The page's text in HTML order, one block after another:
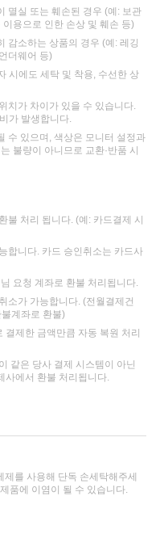
멸실 또는 훼손된 경우 (예: 보관
용으로 인한 손상 및 훼손 등)
감소하는 상품의 경우 (예: 레깅
더웨어 등)
시에도 세탁 및 착용, 수선한 상
치가 차이가 있을 수 있습니다.
가 발생합니다.
수 있으며, 색상은 모니터 설정과
불량이 아니므로 교환·반품 시
불 처리 됩니다. (예: 카드결제 시
합니다. 카드 승인취소는 카드사
요청 계좌로 환불 처리됩니다.
소가 가능합니다. (전월결제건
계좌로 환불)
제한 금액만큼 자동 복원 처리
같은 당사 결제 시스템이 아닌
사에서 환불 처리됩니다.
를 사용해 단독 손세탁해주세
품에 이염이 될 수 있습니다.